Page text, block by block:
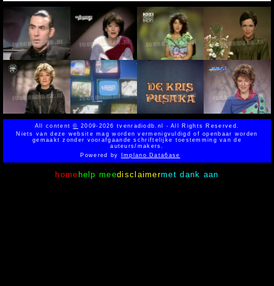
All content© 2009-2026 tvenradiodb.nl - All Rights Reserved.
Niets van deze website mag worden vermenigvuldigd of openbaar worden
gemaakt zonder voorafgaande schriftelijke toestemming van de
auteurs/makers.
Powered byImplano Data6ase
home help meedisclaimermet dank aan